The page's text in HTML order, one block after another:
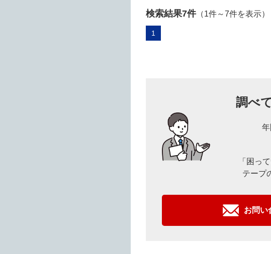
検索結果7件（1件～7件を表示）
1
調べ
「困っ
テープ
お問い